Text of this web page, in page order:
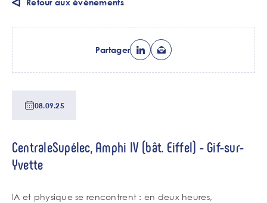
Retour aux événements
08.09.25
Lieu
de
l'événement
CentraleSupélec, Amphi IV (bât. Eiffel) - Gif-sur-
Yvette
Partager
Chapo
IA et physique se rencontrent : en deux heures,